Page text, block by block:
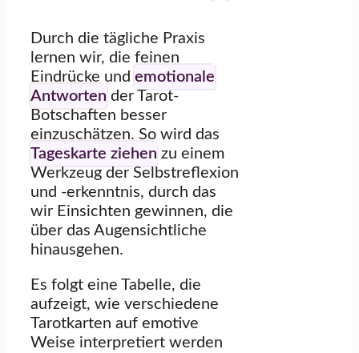
Durch die tägliche Praxis
lernen wir, die feinen
Eindrücke und emotionale
Antworten der Tarot-
Botschaften besser
einzuschätzen. So wird das
Tageskarte ziehen zu einem
Werkzeug der Selbstreflexion
und -erkenntnis, durch das
wir Einsichten gewinnen, die
über das Augensichtliche
hinausgehen.
Es folgt eine Tabelle, die
aufzeigt, wie verschiedene
Tarotkarten auf emotive
Weise interpretiert werden